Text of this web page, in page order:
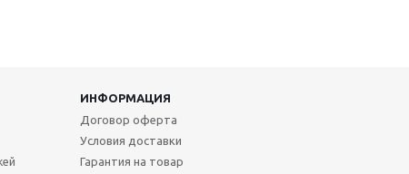
ИНФОРМАЦИЯ
Договор оферта
Условия доставки
Гарантия на товар